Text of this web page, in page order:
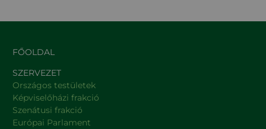
FŐOLDAL
SZERVEZET
Országos testületek
Képviselőházi frakció
Szenátusi frakció
Európai Parlament